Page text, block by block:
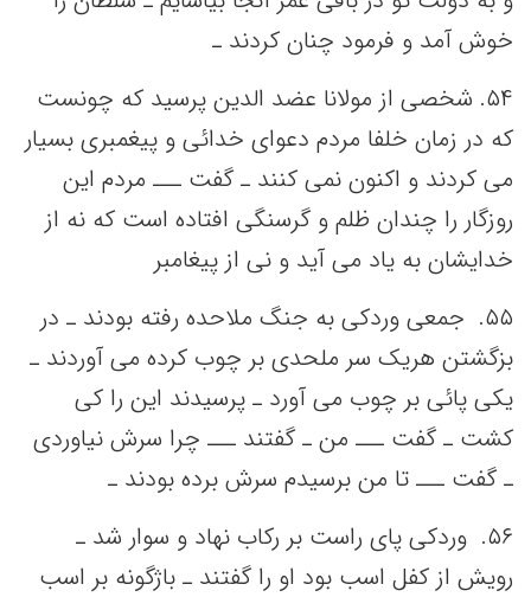
خوش آمد و فرمود چنان کردند ـ
۵۴. شخصی‌ از مولانا عضد الدین‌ پرسید که‌ چونست‌
که‌ در زمان خلفا مردم دعوای خدائی‌ و پیغمبری بسیار
می‌ کردند و اکنون نمی‌ کنند ـ گفت‌ ـــ مردم این‌
روزگار را چندان ظلم‌ و گرسنگی‌ افتاده است‌ که‌ نه‌ از
خدایشان به‌ یاد می‌ آید و نی‌ از پیغامبر
۵۵. جمعی‌ وردکی‌ به‌ جنگ‌ ملاحده رفته‌ بودند ـ در
بزگشتن‌ هریک‌ سر ملحدی بر چوب کرده می‌ آوردند ـ
یکی‌ پائی‌ بر چوب می‌ آورد ـ پرسیدند این‌ را کی‌
کشت‌ ـ گفت‌ ـــ من‌ ـ گفتند ـــ چرا سرش نیاوردی
ـ گفت‌ ـــ تا من‌ برسیدم سرش برده بودند ـ
۵۶. وردکی‌ پای راست‌ بر رکاب نهاد و سوار شد ـ
رویش‌ از کفل‌ اسب‌ بود او را گفتند ـ باژگونه‌ بر اسب‌